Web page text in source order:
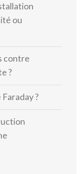
ou
contre
?
?